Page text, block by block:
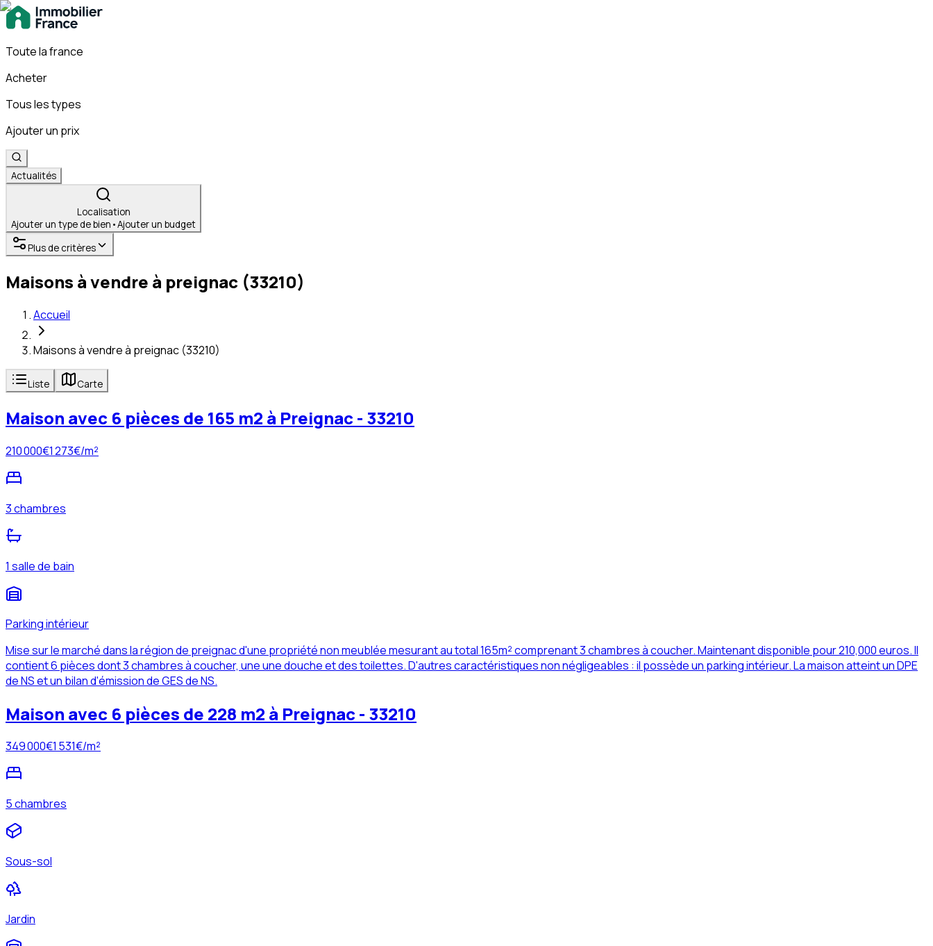
Toute la france
Acheter
Tous les types
Ajouter un prix
Actualités
Localisation
Ajouter un type de bien •Ajouter un budget
Plus de critères
Maisons à vendre à preignac (33210)
Accueil
Maisons à vendre à preignac (33210)
Liste Carte
Maison avec 6 pièces de 165 m2 à Preignac - 33210
210 000€1 273€/m²
3 chambres
1 salle de bain
Parking intérieur
Mise sur le marché dans la région de preignac d'une propriété non meublée mesurant au total 165m² comprenant 3 chambres à coucher. Maintenant disponible pour 210,000 euros. Il
contient 6 pièces dont 3 chambres à coucher, une une douche et des toilettes. D'autres caractéristiques non négligeables : il possède un parking intérieur. La maison atteint un DPE
de NS et un bilan d'émission de GES de NS.
Maison avec 6 pièces de 228 m2 à Preignac - 33210
349 000€1 531€/m²
5 chambres
Sous-sol
Jardin